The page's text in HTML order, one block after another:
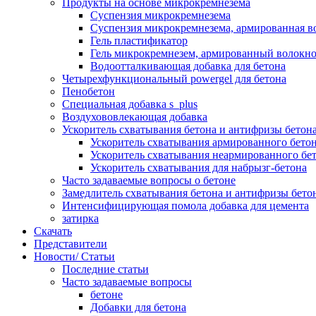
Суспензия микрокремнезема
Суспензия микрокремнезема, армированная
Гель пластификатор
Гель микрокремнезем, армированный
Водоотталкивающая добавка для бетона
Четырехфункциональный powergel для бетона
Пенобетон
Специальная добавка s_plus
Воздухововлекающая добавка
Ускоритель схватывания бетона и антифризы бетона
Ускоритель схватывания армированного
Ускоритель схватывания неармированного
Ускоритель схватывания для набрызг-бетона
Часто задаваемые вопросы о бетоне
Замедлитель схватывания бетона и антифризы
Интенсифицирующая помола добавка для цемента
затирка
Скачать
Представители
Новости/ Статьи
Последние статьи
Часто задаваемые вопросы
бетоне
Добавки для бетона